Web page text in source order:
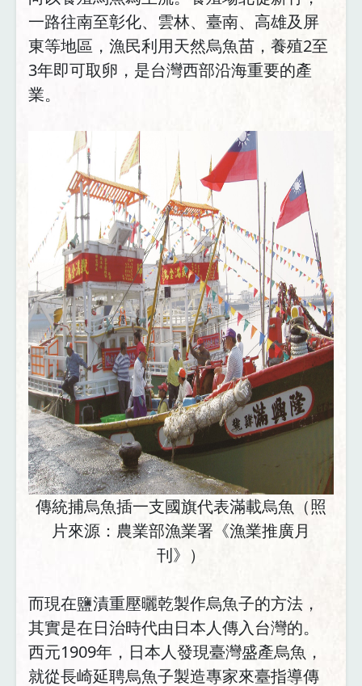
一路往南至彰化、雲林、臺南、高雄及屏
東等地區，漁民利用天然烏魚苗，養殖2至
3年即可取卵，是台灣西部沿海重要的產
業。
傳統捕烏魚插一支國旗代表滿載烏魚（照
片來源：農業部漁業署《漁業推廣月
刊》）
而現在鹽漬重壓曬乾製作烏魚子的方法，
其實是在日治時代由日本人傳入台灣的。
西元1909年，日本人發現臺灣盛產烏魚，
就從長崎延聘烏魚子製造專家來臺指導傳